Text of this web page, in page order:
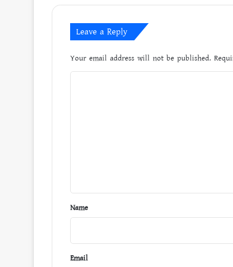
Leave a Reply
Your email address will not be published.
*
Name
Email